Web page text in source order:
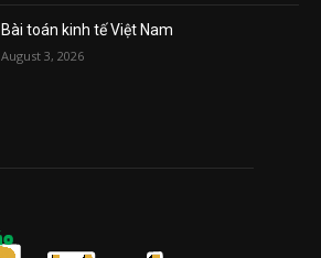
Bài toán kinh tế Việt Nam
August 3, 2026